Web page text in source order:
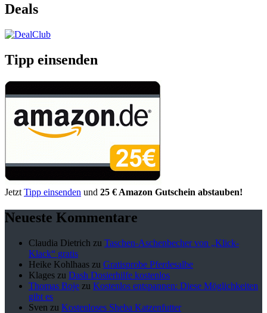
Deals
Tipp einsenden
Jetzt Tipp einsenden und 25 € Amazon Gutschein abstauben!
Neueste Kommentare
Claudia Dietrich zu Taschen-Aschenbecher von „Klick-
Klack“ gratis
Heike Kohlhaas zu Gratisprobe Pferdesalbe
Klages zu Dash Dosierhilfe kostenlos
Thomas Boje zu Kostenlos entspannen: Diese Möglichkeiten
gibt es
Sven zu Kostenloses Sheba Katzenfutter